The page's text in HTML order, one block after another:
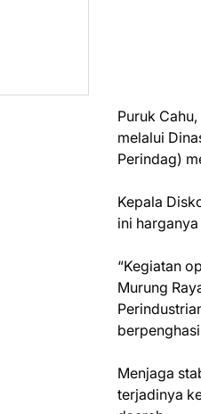
Puruk
melalui
Perindag)
Kepala
ini
“Kegiatan
Murung
Menjaga
terjadinya